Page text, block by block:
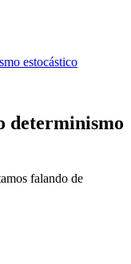
estocástico
determinismo
falando de